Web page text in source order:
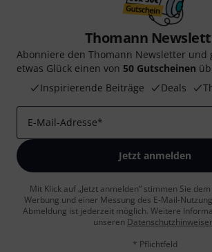
Thomann
Abonniere den Thomann Newsletter und
etwas Glück einen von 50 Gutscheinen
Inspirierende Beiträge
Deals
E-Mail-Adresse*
Jetzt anmelden
Mit Klick auf „Jetzt anmelden“ stimmen Sie
Werbung und einer Messung des E-Mail-
Abmeldung ist jederzeit möglich. Weitere
unseren
* Pflichtfeld